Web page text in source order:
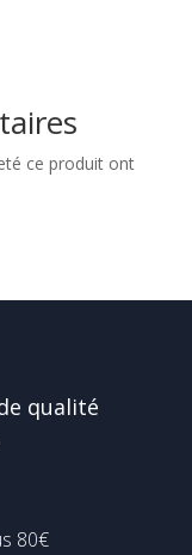
ce produit ont
qualité
80€